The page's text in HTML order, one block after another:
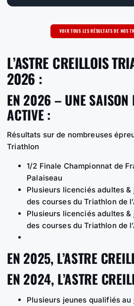
VOIR TOUS LES RÉSULTATS DE NOS
L’ASTRE CREILLOIS
2026 :
EN 2026 – UNE SAISON
ACTIVE :
Résultats sur de nombreuses
Triathlon
1/2 Finale Championnat de
Palaiseau
Plusieurs licenciés adultes &
des courses du Triathlon de
Plusieurs licenciés adultes &
des courses du Triathlon de
EN 2025, L’ASTRE
EN 2024, L’ASTRE
Plusieurs jeunes qualifiés au